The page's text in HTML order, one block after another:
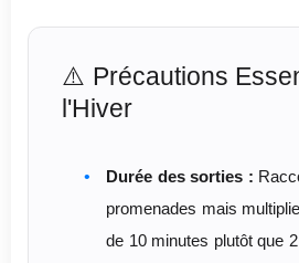
⚠️ Précautions
l'Hiver
Durée des sorties :
promenades mais
de 10 minutes plutôt que